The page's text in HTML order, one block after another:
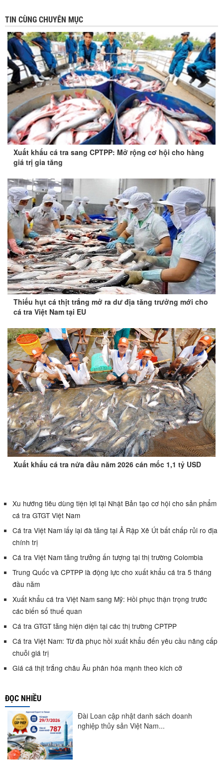
TIN CÙNG CHUYÊN MỤC
Xuất khẩu cá tra sang CPTPP: Mở rộng cơ hội cho hàng
giá trị gia tăng
Thiếu hụt cá thịt trắng mở ra dư địa tăng trưởng mới cho
cá tra Việt Nam tại EU
Xuất khẩu cá tra nửa đầu năm 2026 cán mốc 1,1 tỷ USD
Xu hướng tiêu dùng tiện lợi tại Nhật Bản tạo cơ hội cho sản phẩm
cá tra GTGT Việt Nam
Cá tra Việt Nam lấy lại đà tăng tại Ả Rập Xê Út bất chấp rủi ro địa
chính trị
Cá tra Việt Nam tăng trưởng ấn tượng tại thị trường Colombia
Trung Quốc và CPTPP là động lực cho xuất khẩu cá tra 5 tháng
đầu năm
Xuất khẩu cá tra Việt Nam sang Mỹ: Hồi phục thận trọng trước
các biến số thuế quan
Cá tra GTGT tăng hiện diện tại các thị trường CPTPP
Cá tra Việt Nam: Từ đà phục hồi xuất khẩu đến yêu cầu nâng cấp
chuỗi giá trị
Giá cá thịt trắng châu Âu phân hóa mạnh theo kích cỡ
ĐỌC NHIỀU
Đài Loan cập nhật danh sách doanh
nghiệp thủy sản Việt Nam...